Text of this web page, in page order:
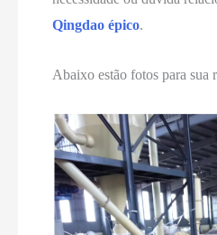
Qingdao épico.
Abaixo estão fotos para sua